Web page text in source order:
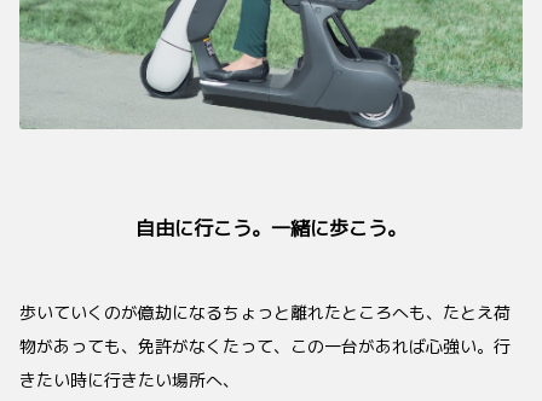
自由に行こう。一緒に歩こう。
歩いていくのが億劫になるちょっと離れたところへも、たとえ荷
物があっても、免許がなくたって、この一台があれば心強い。行
きたい時に行きたい場所へ、